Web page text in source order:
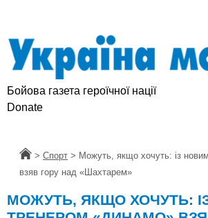
Бойова газета героїчної нації
Donate
Головна
> Спорт > Можуть, якщо хочуть: із
взяв гору над «Шахтарем»
МОЖУТЬ, ЯКЩО ХОЧУТЬ: